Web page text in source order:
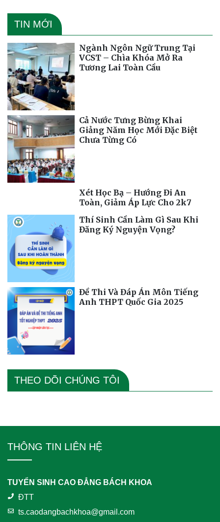
TIN MỚI
Ngành Ngôn Ngữ Trung Tại
VCST – Chìa Khóa Mở Ra
Tương Lai Toàn Cầu
Cả Nước Tưng Bừng Khai
Giảng Năm Học Mới Đặc Biệt
Chưa Từng Có
Xét Học Bạ – Hướng Đi An
Toàn, Giảm Áp Lực Cho 2k7
Thí Sinh Cần Làm Gì Sau Khi
Đăng Ký Nguyện Vọng?
Đề Thi Và Đáp Án Môn Tiếng
Anh THPT Quốc Gia 2025
THEO DÕI CHÚNG TÔI
THÔNG TIN LIÊN HỆ
TUYỂN SINH CAO ĐẲNG BÁCH KHOA
ĐTT
ts.caodangbachkhoa@gmail.com